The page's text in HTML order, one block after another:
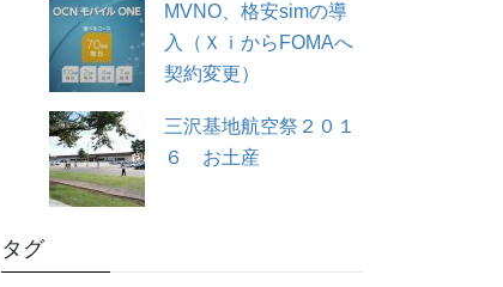
MVNO、格安simの導
入（ＸｉからFOMAへ
契約変更）
三沢基地航空祭２０１
６ お土産
タグ